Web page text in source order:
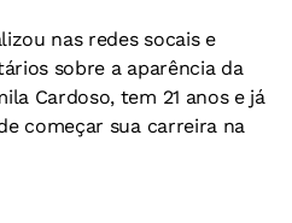
nas redes socais e
sobre a aparência da
Cardoso, tem 21 anos e já
começar sua carreira na